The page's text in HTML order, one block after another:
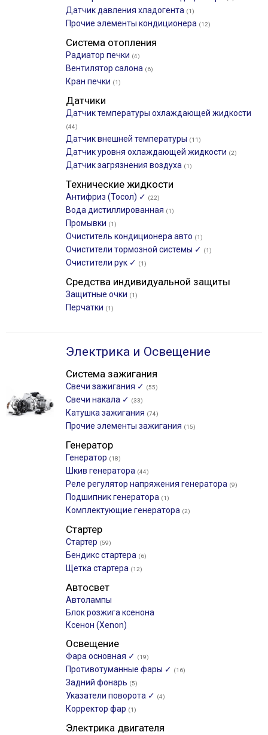
Датчик давления хладогента (1)
Прочие элементы кондиционера (12)
Система отопления
Радиатор печки (4)
Вентилятор салона (6)
Кран печки (1)
Датчики
Датчик температуры охлаждающей жидкости
(44)
Датчик внешней температуры (11)
Датчик уровня охлаждающей жидкости (2)
Датчик загрязнения воздуха (1)
Технические жидкости
Антифриз (Тосол) ✓ (22)
Вода дистиллированная (1)
Промывки (1)
Очиститель кондиционера авто (1)
Очистители тормозной системы ✓ (1)
Очистители рук ✓ (1)
Средства индивидуальной защиты
Защитные очки (1)
Перчатки (1)
Электрика и Освещение
Система зажигания
Свечи зажигания ✓ (55)
Свечи накала ✓ (33)
Катушка зажигания (74)
Прочие элементы зажигания (15)
Генератор
Генератор (18)
Шкив генератора (44)
Реле регулятор напряжения генератора (9)
Подшипник генератора (1)
Комплектующие генератора (2)
Стартер
Стартер (59)
Бендикс стартера (6)
Щетка стартера (12)
Автосвет
Автолампы
Блок розжига ксенона
Ксенон (Xenon)
Освещение
Фара основная ✓ (19)
Противотуманные фары ✓ (16)
Задний фонарь (5)
Указатели поворота ✓ (4)
Корректор фар (1)
Электрика двигателя